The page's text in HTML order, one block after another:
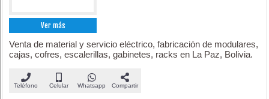
Ver más
Venta de material y servicio eléctrico, fabricación de modulares,
cajas, cofres, escalerillas, gabinetes, racks en La Paz, Bolivia.
Teléfono Celular Whatsapp Compartir